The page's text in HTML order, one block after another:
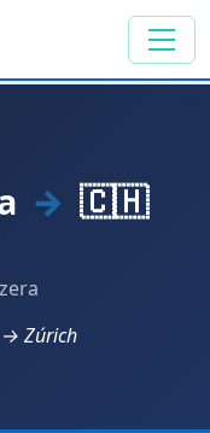
→ 🇨🇭
→ Zúrich